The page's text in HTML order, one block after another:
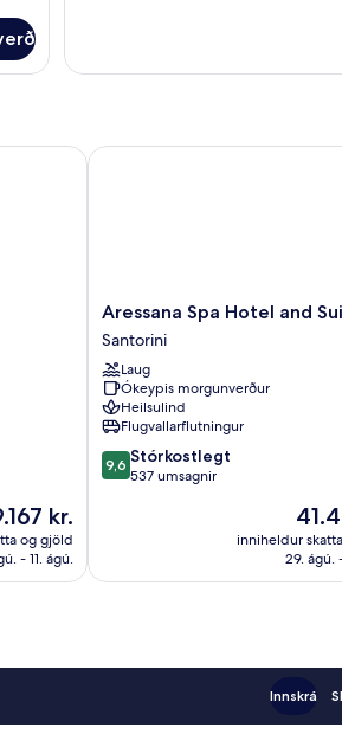
kr.
kr.
og gjöld
- 11. ágú.
Aressana
Spa
Hotel
and
Suites
Santorini
Aressana Spa Hotel and
Santorini
Laug
Ókeypis morgunverður
Heilsulind
Flugvallarflutningur
9.6
af
9,6 Stórkostlegt
537 umsagnir
Verðið
er
inniheldur
29. ágú.
Aressana Spa Hotel and Suites
Innskrá